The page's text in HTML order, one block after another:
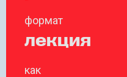
формат
лекция
как